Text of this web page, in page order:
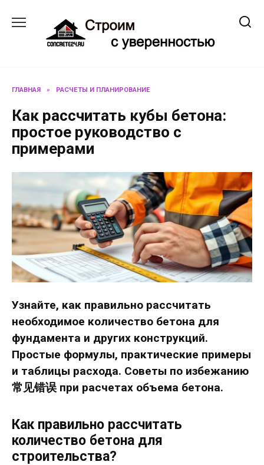
содержанию
ГЛАВНАЯ » РАСЧЕТЫ И ПЛАНИРОВАНИЕ
Как рассчитать кубы бетона:
простое руководство с
примерами
Узнайте, как правильно рассчитать
необходимое количество бетона для
фундамента и других конструкций.
Простые формулы, практические примеры
и таблицы расхода. Советы по избежанию
常见错误 при расчетах объема бетона.
Как правильно рассчитать
количество бетона для
строительства?